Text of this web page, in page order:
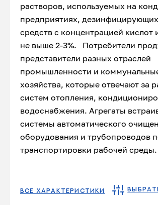
растворов, используемых на
предприятиях,
средств с концентрацией кислот
не выше 2-3%. Потребители
представители разных отраслей
промышленности и
хозяйства, которые отвечают за
систем отопления,
водоснабжения. Агрегаты
системы автоматического
оборудования и трубопроводов
транспортировки рабочей среды.
ВСЕ ХАРАКТЕРИСТИКИ